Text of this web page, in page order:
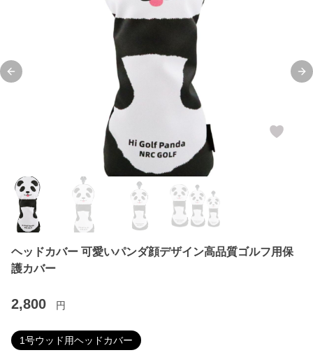
Previous slide
ヘッドカバー 可愛いパンダ顔デザイン高品質ゴルフ用保
護カバー
2,800 円
1号ウッド用ヘッドカバー